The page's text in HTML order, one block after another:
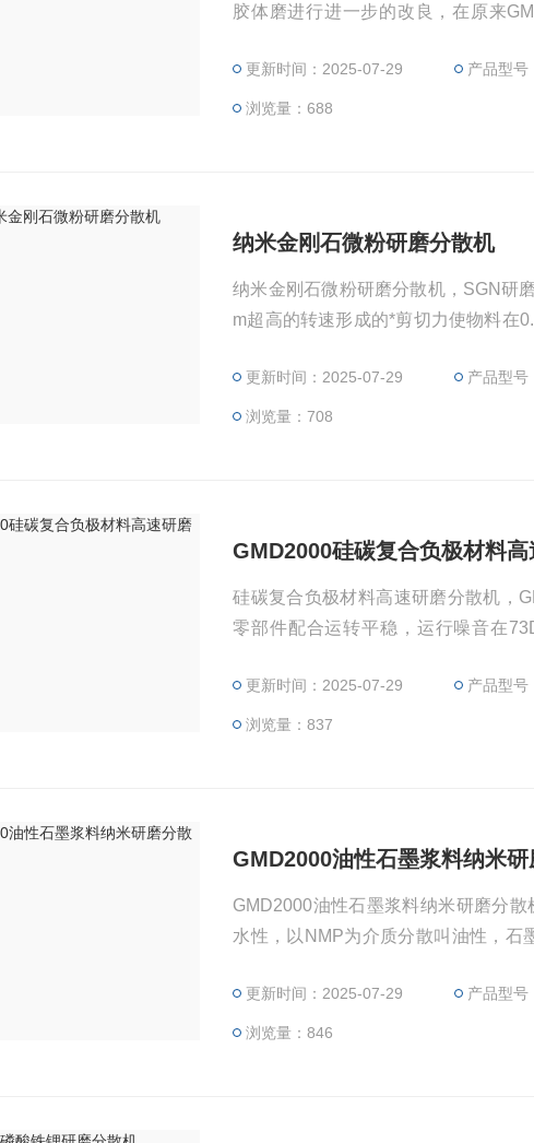
胶体磨进行进一步的改良，在原来
体磨，先研磨后分散（均质、乳化）
良的胶体磨也称为“研磨分散机”。
更新时间：2025-07-29 产品型号
浏览量：688
纳米金刚石微粉研磨分散机
纳米金刚石微粉研磨分散机，SGN研
m超高的转速形成的*剪切力使物料在
纳米级颗粒状，为防止被打碎的纳米
了一级分散均质盘，对物料进行*的分
更新时间：2025-07-29 产品型号
浏览量：708
GMD2000硅碳复合负极材料
硅碳复合负极材料高速研磨分散机，
零部件配合运转平稳，运行噪音在
运行。
更新时间：2025-07-29 产品型号
浏览量：837
GMD2000油性石墨浆料纳米
GMD2000油性石墨浆料纳米研磨分
水性，以NMP为介质分散叫油性，石
剂的使用，固含量的把握。
更新时间：2025-07-29 产品型号
浏览量：846